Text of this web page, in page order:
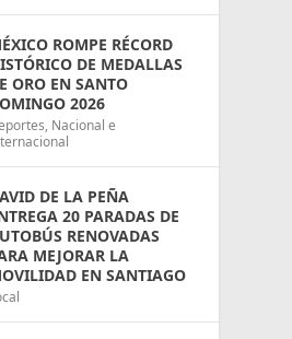
ROMPE RÉCORD
DE MEDALLAS
ORO EN SANTO
2026
, Nacional e
DE LA PEÑA
20 PARADAS DE
RENOVADAS
MEJORAR LA
EN SANTIAGO